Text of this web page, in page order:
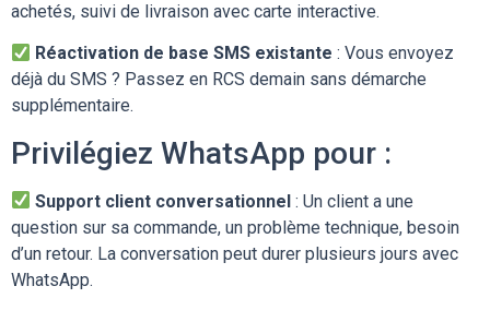
achetés, suivi de livraison avec carte interactive.
Réactivation de base SMS existante : Vous envoyez
déjà du SMS ? Passez en RCS demain sans démarche
supplémentaire.
Privilégiez WhatsApp pour :
Support client conversationnel : Un client a une
question sur sa commande, un problème technique, besoin
d’un retour. La conversation peut durer plusieurs jours avec
WhatsApp.